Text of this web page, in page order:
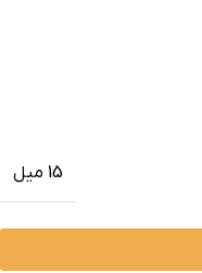
15 میل